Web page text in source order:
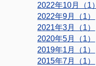
2022年10月（1）
2022年9月（1）
2021年3月（1）
2020年5月（1）
2019年1月（1）
2015年7月（1）